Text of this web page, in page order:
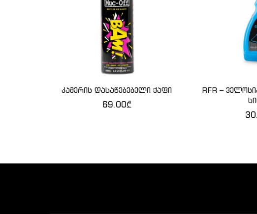
ᲙᲐᲚᲐᲗᲐᲨᲘ ᲓᲐᲛᲐᲢᲔᲑᲐ
კამერის დასაწებებელი ქაფი
69.00₾
RFR –